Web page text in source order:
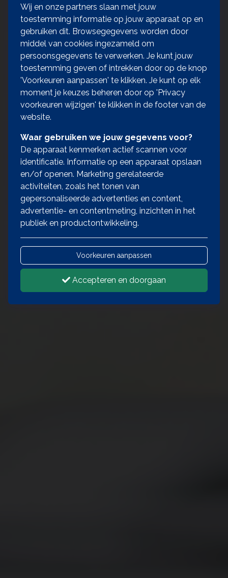
Wij en onze partners slaan met jouw
toestemming informatie op jouw apparaat op en
gebruiken dit. Browsegegevens worden door
middel van cookies ingezameld om
persoonsgegevens te verwerken. Je kunt jouw
toestemming geven of intrekken door op de knop
'Voorkeuren aanpassen' te klikken. Je kunt op elk
moment je keuzes beheren door op 'Privacy
voorkeuren wijzigen' te klikken in de footer van de
website.
Waar gebruiken we jouw gegevens voor?
De apparaat kenmerken actief scannen voor
identificatie. Informatie op een apparaat opslaan
en/of openen. Marketing gerelateerde
activiteiten, zoals het tonen van
gepersonaliseerde advertenties en content,
advertentie- en contentmeting, inzichten in het
publiek en productontwikkeling.
Voorkeuren aanpassen
Accepteren en doorgaan